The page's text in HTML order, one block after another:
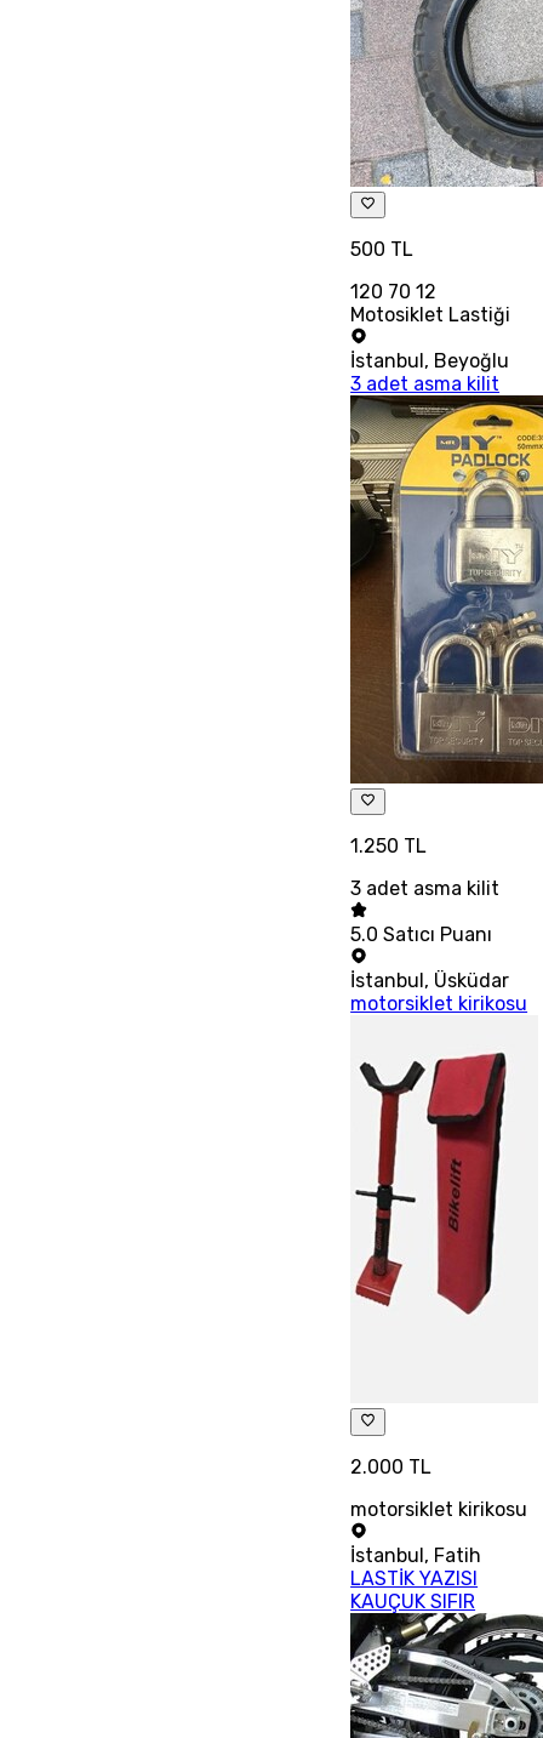
500 TL
120 70 12
Motosiklet Lastiği
İstanbul, Beyoğlu
3 adet asma kilit
1.250 TL
3 adet asma kilit
5.0 Satıcı Puanı
İstanbul , Üsküdar
motorsiklet kirikosu
2.000 TL
motorsiklet kirikosu
İstanbul, Fatih
LASTİK YAZISI
KAUÇUK SIFIR